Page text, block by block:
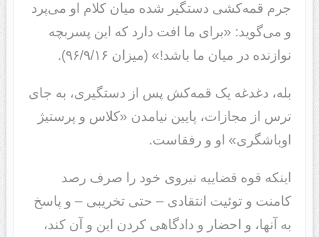
جرم قمه‌کشی دستگیر شده میان کلام او می‌پرد
و می‌گوید: «برای ما افت دارد که این پسربچه
نوازنده در میان ما باشد!» (میزان ۹۶/۹/۱۶).
بله،‌ دغدغه یک قمه‌کش پس از دستگیری، به جای
ترس از مجازات، پایین نیامدن «کلاس و پرستیژ
اوباشگری» او و رفقاست.
اینکه قوه قضاییه نیروی خود را صرف رصد
کامنت و توئیت انتقادی – حتی تخریبی – و پاسخ
به آنها، و احضار و دادگاهی کردن این و آن کند،